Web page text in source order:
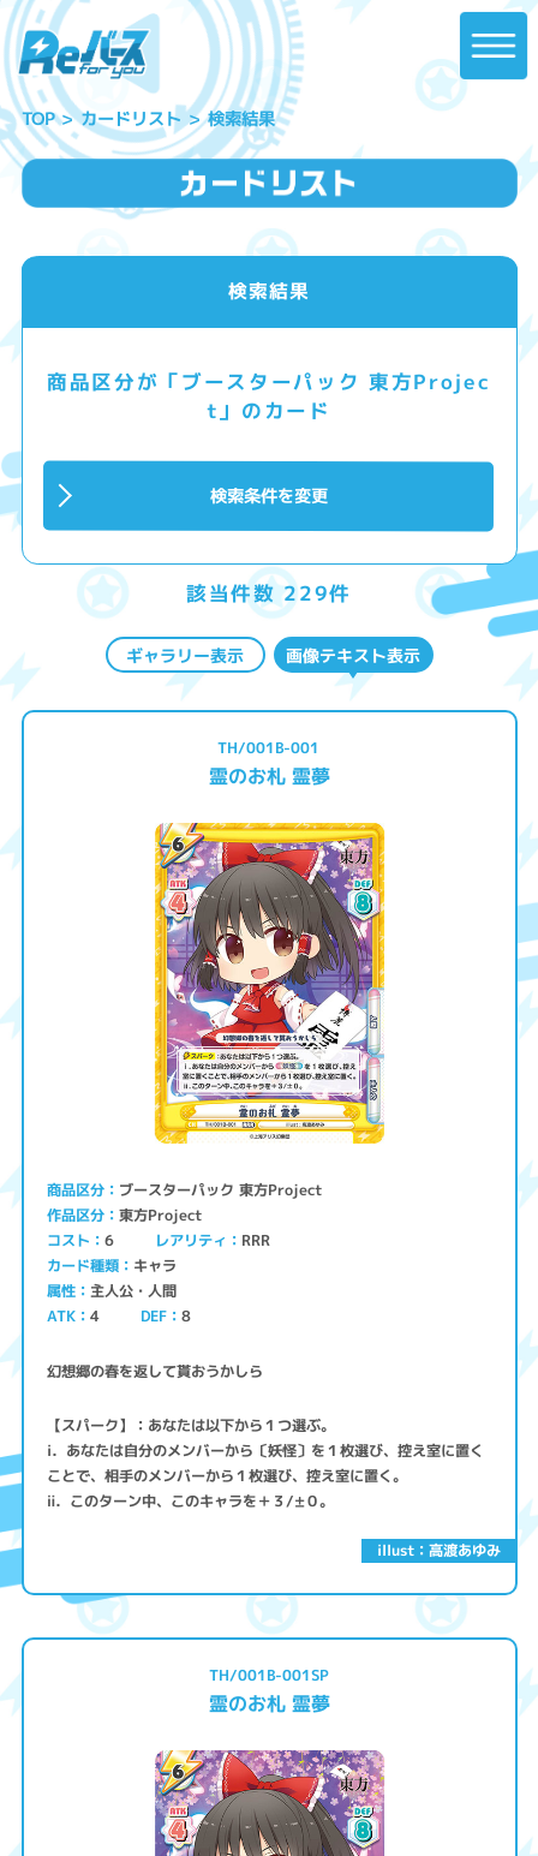
TOP カードリスト 検索結果
検索結果
商品区分が「ブースターパック 東方Projec
t」のカード
検索条件を変更
該当件数 229件
ギャラリー表示 画像テキスト表示
illust：高渡あゆみ
TH/001B-001
霊のお札 霊夢
商品区分 ブースターパック 東方Project
作品区分 東方Project
コスト 6 レアリティ RRR
カード種類 キャラ
属性 主人公・人間
ATK 4 DEF 8
幻想郷の春を返して貰おうかしら
【スパーク】：あなたは以下から１つ選ぶ。
ⅰ．あなたは自分のメンバーから〔妖怪〕を１枚選び、控え室に置く
ことで、相手のメンバーから１枚選び、控え室に置く。
ⅱ．このターン中、このキャラを＋３/±０。
TH/001B-001SP
霊のお札 霊夢